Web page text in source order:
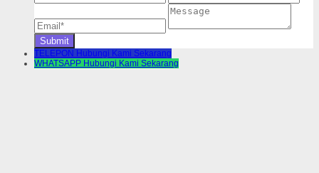
TELEPON Hubungi Kami Sekarang
WHATSAPP Hubungi Kami Sekarang